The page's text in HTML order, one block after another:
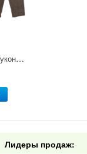
Костюм сварщика суконный
Лидеры продаж: